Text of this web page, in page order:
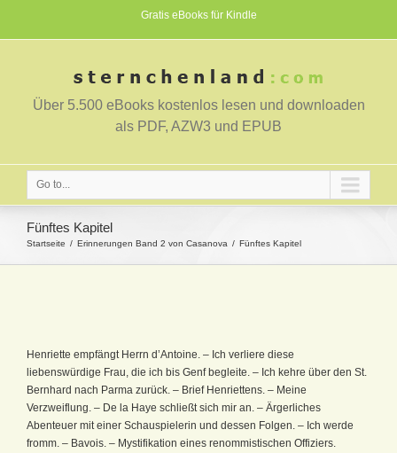
Gratis eBooks für Kindle
Über 5.500 eBooks kostenlos lesen und downloaden
als PDF, AZW3 und EPUB
Go to...
Fünftes Kapitel
Startseite Erinnerungen Band 2 von Casanova Fünftes Kapitel
Henriette empfängt Herrn d’Antoine. – Ich verliere diese
liebenswürdige Frau, die ich bis Genf begleite. – Ich kehre über den St.
Bernhard nach Parma zurück. – Brief Henriettens. – Meine
Verzweiflung. – De la Haye schließt sich mir an. – Ärgerliches
Abenteuer mit einer Schauspielerin und dessen Folgen. – Ich werde
fromm. – Bavois. – Mystifikation eines renommistischen Offiziers.